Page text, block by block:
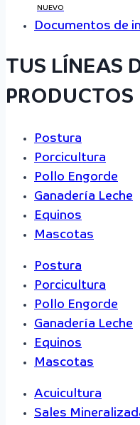
NUEVO
Documentos de
TUS LÍNEAS
PRODUCTOS
Postura
Porcicultura
Pollo Engorde
Ganadería Leche
Equinos
Mascotas
Postura
Porcicultura
Pollo Engorde
Ganadería Leche
Equinos
Mascotas
Acuicultura
Sales